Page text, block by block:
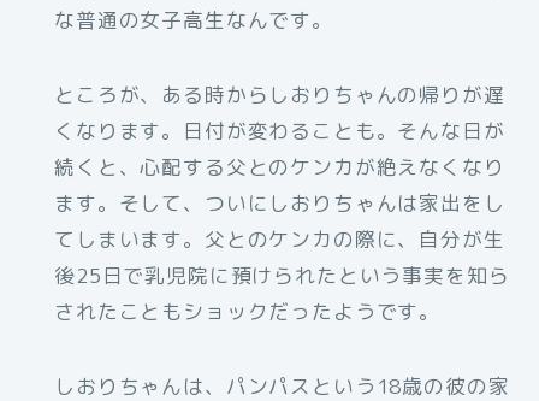
な普通の女子高生なんです。
ところが、ある時からしおりちゃんの帰りが遅
くなります。日付が変わることも。そんな日が
続くと、心配する父とのケンカが絶えなくなり
ます。そして、ついにしおりちゃんは家出をし
てしまいます。父とのケンカの際に、自分が生
後25日で乳児院に預けられたという事実を知ら
されたこともショックだったようです。
しおりちゃんは、パンパスという18歳の彼の家